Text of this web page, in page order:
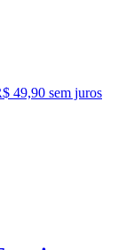
49,90 sem juros